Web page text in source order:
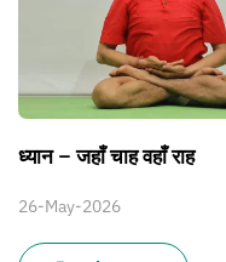
ध्यान – जहाँ चाह वहाँ राह
26-May-2026